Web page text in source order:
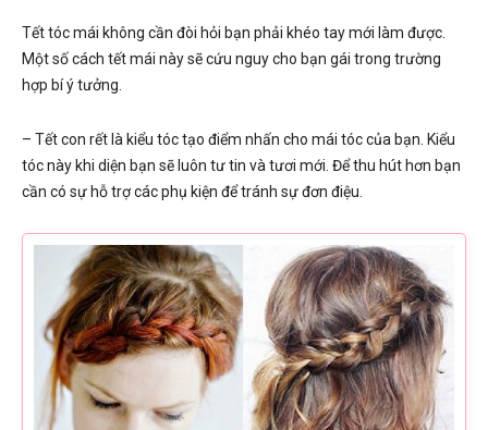
Tết tóc mái không cần đòi hỏi bạn phải khéo tay mới làm được.
Một số cách tết mái này sẽ cứu nguy cho bạn gái trong trường
hợp bí ý tưởng.
– Tết con rết là kiểu tóc tạo điểm nhấn cho mái tóc của bạn. Kiểu
tóc này khi diện bạn sẽ luôn tư tin và tươi mới. Để thu hút hơn bạn
cần có sự hỗ trợ các phụ kiện để tránh sự đơn điệu.